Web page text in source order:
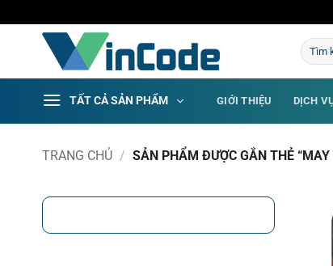
qua
Tìm
kiếm:
TẤT CẢ SẢN PHẨM GIỚI THIỆU DỊCH
TRANG CHỦ / SẢN PHẨM ĐƯỢC GẮN THẺ